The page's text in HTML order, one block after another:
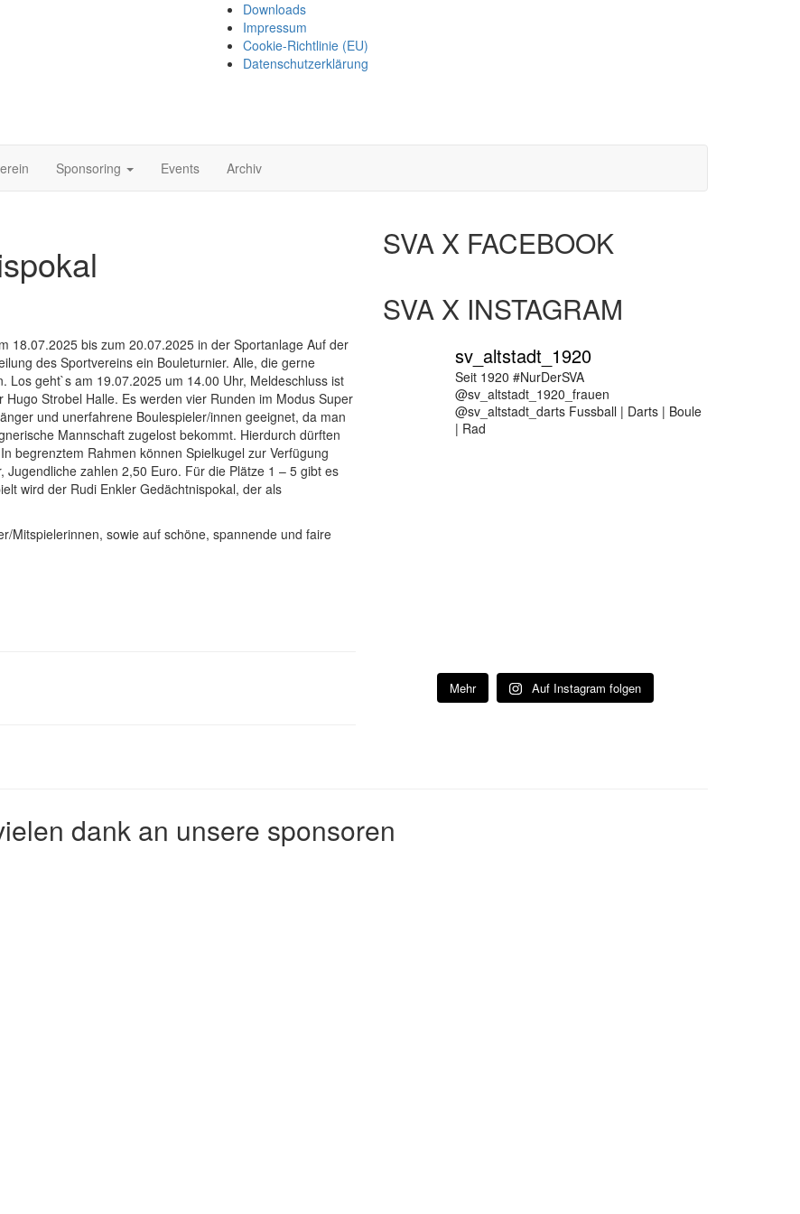
Downloads
Impressum
Cookie-Richtlinie (EU)
Datenschutzerklärung
Sponsoring Events Archiv
18.07.2025 bis zum 20.07.2025 in der Sportanlage Auf der
des Sportvereins ein Bouleturnier. Alle, die gerne
Los geht`s am 19.07.2025 um 14.00 Uhr, Meldeschluss ist
Strobel Halle. Es werden vier Runden im Modus Super
und unerfahrene Boulespieler/innen geeignet, da man
Mannschaft zugelost bekommt. Hierdurch dürften
begrenztem Rahmen können Spielkugel zur Verfügung
zahlen 2,50 Euro. Für die Plätze 1 – 5 gibt es
wird der Rudi Enkler Gedächtnispokal, der als
Mitspielerinnen, sowie auf schöne, spannende und faire
SVA X FACEBOOK
SVA X INSTAGRAM
sv_altstadt_1920
Seit 1920 #NurDerSVA
@sv_altstadt_1920_frauen
@sv_altstadt_darts Fussball | Darts | Boule
| Rad
Mehr Auf Instagram folgen
dank an unsere sponsoren